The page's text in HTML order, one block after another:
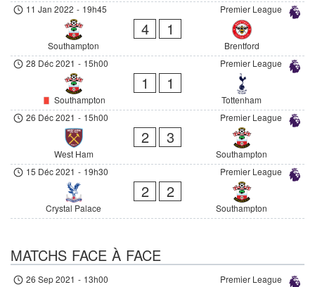
Premier League
11 Jan 2022 - 19h45
Southampton
4 1
Brentford
Premier League
28 Déc 2021 - 15h00
Southampton
1 1
Tottenham
Premier League
26 Déc 2021 - 15h00
West Ham
2 3
Southampton
Premier League
15 Déc 2021 - 19h30
Crystal Palace
2 2
Southampton
MATCHS FACE À FACE
Premier League
26 Sep 2021 - 13h00